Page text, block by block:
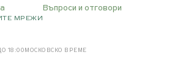
Въпроси и отговори
МРЕЖИ
18:00 МОСКОВСКО ВРЕМЕ